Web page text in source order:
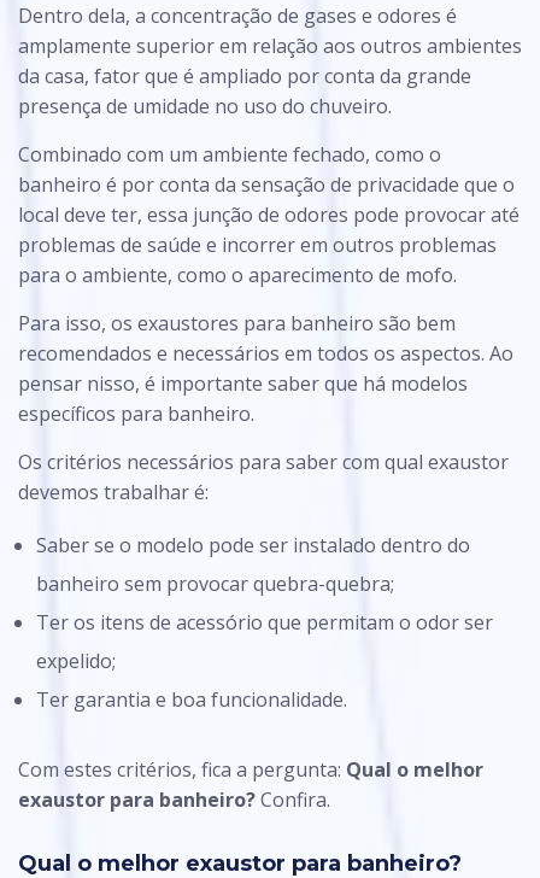
Dentro dela, a concentração de gases e odores é
amplamente superior em relação aos outros ambientes
da casa, fator que é ampliado por conta da grande
presença de umidade no uso do chuveiro.
Combinado com um ambiente fechado, como o
banheiro é por conta da sensação de privacidade que o
local deve ter, essa junção de odores pode provocar até
problemas de saúde e incorrer em outros problemas
para o ambiente, como o aparecimento de mofo.
Para isso, os exaustores para banheiro são bem
recomendados e necessários em todos os aspectos. Ao
pensar nisso, é importante saber que há modelos
específicos para banheiro.
Os critérios necessários para saber com qual exaustor
devemos trabalhar é:
Saber se o modelo pode ser instalado dentro do
banheiro sem provocar quebra-quebra;
Ter os itens de acessório que permitam o odor ser
expelido;
Ter garantia e boa funcionalidade.
Com estes critérios, fica a pergunta: Qual o melhor
exaustor para banheiro?Confira.
Qual o melhor exaustor para banheiro?